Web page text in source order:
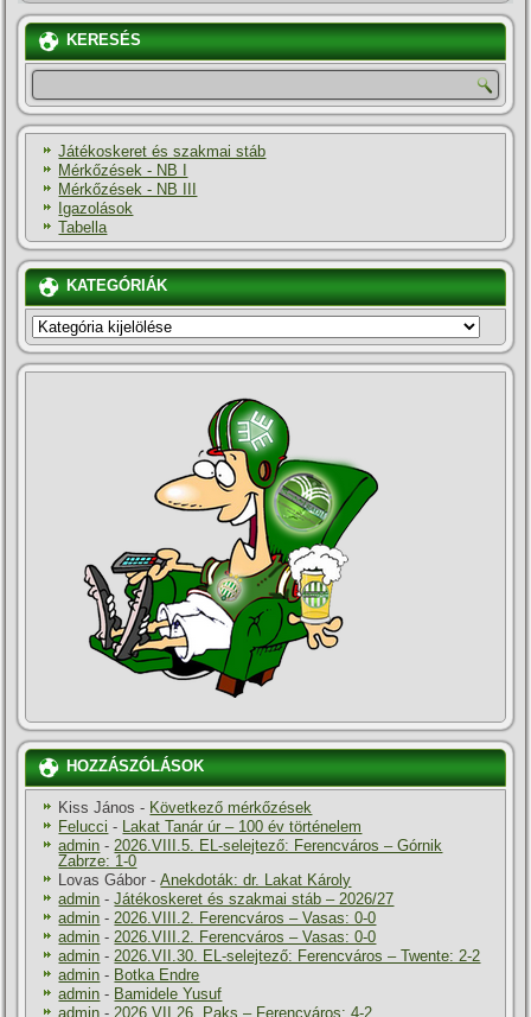
KERESÉS
Játékoskeret és szakmai stáb
Mérkőzések - NB I
Mérkőzések - NB III
Igazolások
Tabella
KATEGÓRIÁK
KATEGÓRIÁK
HOZZÁSZÓLÁSOK
Kiss János - Következő mérkőzések
Felucci - Lakat Tanár úr – 100 év történelem
admin -2026.VIII.5. EL-selejtező: Ferencváros – Górnik
Zabrze: 1-0
Lovas Gábor -Anekdoták: dr. Lakat Károly
admin -Játékoskeret és szakmai stáb – 2026/27
admin -2026.VIII.2. Ferencváros – Vasas: 0-0
admin -2026.VIII.2. Ferencváros – Vasas: 0-0
admin -2026.VII.30. EL-selejtező: Ferencváros – Twente: 2-2
admin - Botka Endre
admin - Bamidele Yusuf
admin - 2026.VII.26. Paks – Ferencváros: 4-2